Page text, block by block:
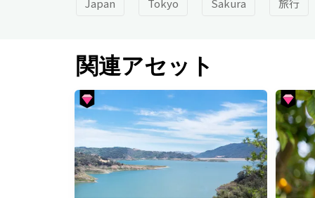
Japan Tokyo Sakura 旅行
関連アセット